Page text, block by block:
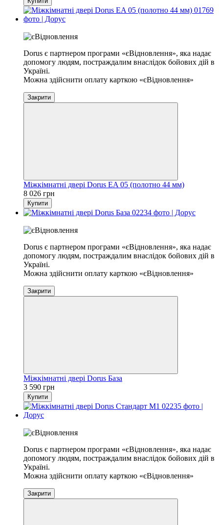
Dorus є партнером програми «єВідновлення», яка надає
допомогу людям, постраждалим внаслідок бойових дій в
Україні.
Можна здійснити оплату карткою «єВідновлення»
Закрити
Міжкімнатні двері Dorus EA 05 (полотно 44 мм)
8 026 грн
Купити
Dorus є партнером програми «єВідновлення», яка надає
допомогу людям, постраждалим внаслідок бойових дій в
Україні.
Можна здійснити оплату карткою «єВідновлення»
Закрити
Міжкімнатні двері Dorus База
3 590 грн
Купити
Dorus є партнером програми «єВідновлення», яка надає
допомогу людям, постраждалим внаслідок бойових дій в
Україні.
Можна здійснити оплату карткою «єВідновлення»
Закрити